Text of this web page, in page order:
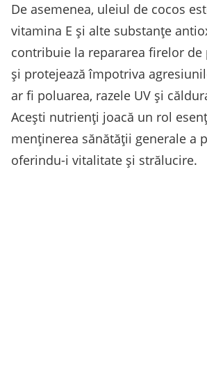
De asemenea, uleiul de cocos
vitamina E și alte substanțe
contribuie la repararea firelor
și protejează împotriva
ar fi poluarea, razele UV și
Acești nutrienți joacă un rol
menținerea sănătății generale a
oferindu-i vitalitate și strălucire.